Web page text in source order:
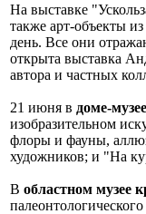
На выставке
также арт-объекты
день. Все они
открыта выставка
автора и частных
21 июня в доме-
изобразительном
флоры и фауны,
художников; и "На
В областном музее